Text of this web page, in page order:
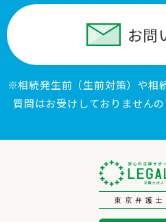
お問
※相続発生前（生前対策）や相
質問はお受けしておりません
東京弁護士